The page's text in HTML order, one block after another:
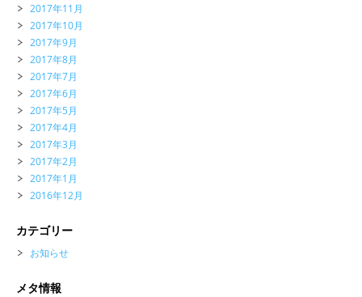
2017年11月
2017年10月
2017年9月
2017年8月
2017年7月
2017年6月
2017年5月
2017年4月
2017年3月
2017年2月
2017年1月
2016年12月
カテゴリー
お知らせ
メタ情報